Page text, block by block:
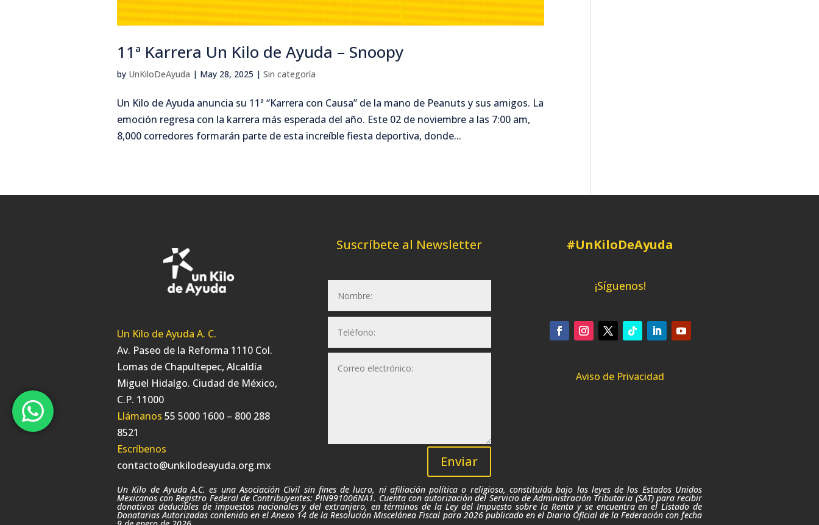
11ª Karrera Un Kilo de Ayuda – Snoopy
by UnKiloDeAyuda | May 28, 2025 | Sin categoría
Un Kilo de Ayuda anuncia su 11ª “Karrera con Causa” de la mano de Peanuts y sus amigos. La
emoción regresa con la karrera más esperada del año. Este 02 de noviembre a las 7:00 am,
8,000 corredores formarán parte de esta increíble fiesta deportiva, donde...
Un Kilo de Ayuda A. C.
Av. Paseo de la Reforma 1110 Col.
Lomas de Chapultepec, Alcaldía
Miguel Hidalgo. Ciudad de México,
C.P. 11000
Llámanos 55 5000 1600 – 800 288
8521
Escríbenos
contacto@unkilodeayuda.org.mx
Suscríbete al Newsletter
Enviar
#UnKiloDeAyuda
¡Síguenos!
Aviso de Privacidad
Un Kilo de Ayuda A.C. es una Asociación Civil sin fines de lucro, ni afiliación política o religiosa, constituida bajo las leyes de los Estados Unidos
Mexicanos con Registro Federal de Contribuyentes: PIN991006NA1. Cuenta con autorización del Servicio de Administración Tributaria (SAT) para recibir
donativos deducibles de impuestos nacionales y del extranjero, en términos de la Ley del Impuesto sobre la Renta y se encuentra en el Listado de
Donatarias Autorizadas contenido en el Anexo 14 de la Resolución Miscelánea Fiscal para 2026 publicado en el Diario Oficial de la Federación con fecha